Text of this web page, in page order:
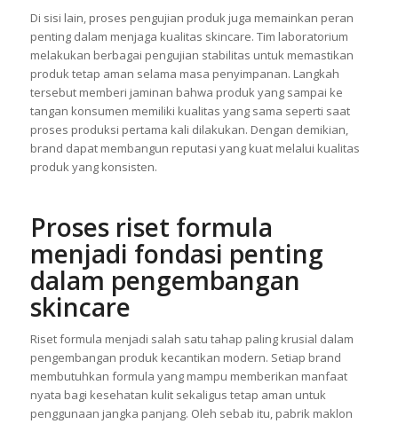
Di sisi lain, proses pengujian produk juga memainkan peran
penting dalam menjaga kualitas skincare. Tim laboratorium
melakukan berbagai pengujian stabilitas untuk memastikan
produk tetap aman selama masa penyimpanan. Langkah
tersebut memberi jaminan bahwa produk yang sampai ke
tangan konsumen memiliki kualitas yang sama seperti saat
proses produksi pertama kali dilakukan. Dengan demikian,
brand dapat membangun reputasi yang kuat melalui kualitas
produk yang konsisten.
Proses riset formula
menjadi fondasi penting
dalam pengembangan
skincare
Riset formula menjadi salah satu tahap paling krusial dalam
pengembangan produk kecantikan modern. Setiap brand
membutuhkan formula yang mampu memberikan manfaat
nyata bagi kesehatan kulit sekaligus tetap aman untuk
penggunaan jangka panjang. Oleh sebab itu, pabrik maklon